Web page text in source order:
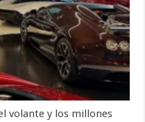
volante y los millones